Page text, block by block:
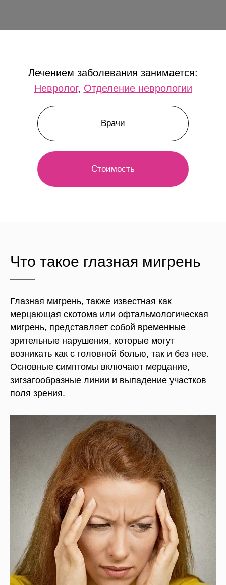
Врачи
Лечением заболевания занимается:
Невролог, Отделение неврологии
Стоимость
Что такое глазная мигрень
Глазная мигрень, также известная как
мерцающая скотома или офтальмологическая
мигрень, представляет собой временные
зрительные нарушения, которые могут
возникать как с головной болью, так и без нее.
Основные симптомы включают мерцание,
зигзагообразные линии и выпадение участков
поля зрения.